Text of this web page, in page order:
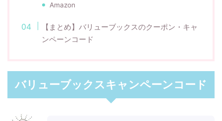
Amazon
【まとめ】バリューブックスのクーポン・キャ
ンペーンコード
バリューブックスキャンペーンコード